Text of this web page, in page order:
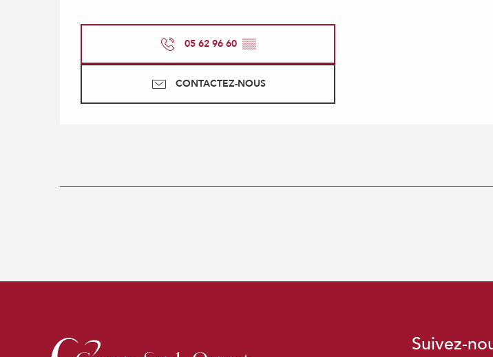
05 62 96 60 ▒▒
CONTACTEZ-NOUS
Suivez-